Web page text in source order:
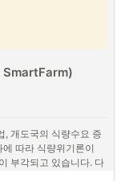
, 개도국의 식량수요 증
따라 식량위기론이
부각되고 있습니다. 다